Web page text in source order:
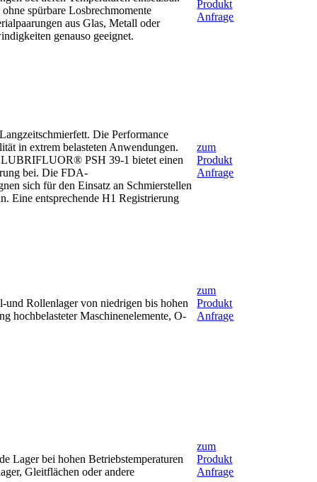
spürbare Losbrechmomente
aus Glas, Metall oder
genauso geeignet.
Produkt
Anfrage
Die Performance
in extrem belasteten Anwendungen.
LUBRIFLUOR® PSH 39-1 bietet einen
bei. Die FDA-
sich für den Einsatz an Schmierstellen
Eine entsprechende H1 Registrierung
zum
Produkt
Anfrage
Rollenlager von niedrigen bis hohen
hochbelasteter Maschinenelemente, O-
zum
Produkt
Anfrage
Lager bei hohen Betriebstemperaturen
Gleitflächen oder andere
zum
Produkt
Anfrage